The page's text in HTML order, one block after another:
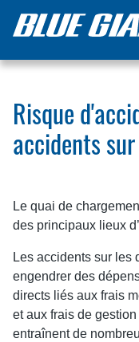
Maison Ressources
Risque
accidents
Le quai de
des principaux lieux
Les accidents sur les
engendrer des
directs liés aux frais
et aux frais de
entraînent de